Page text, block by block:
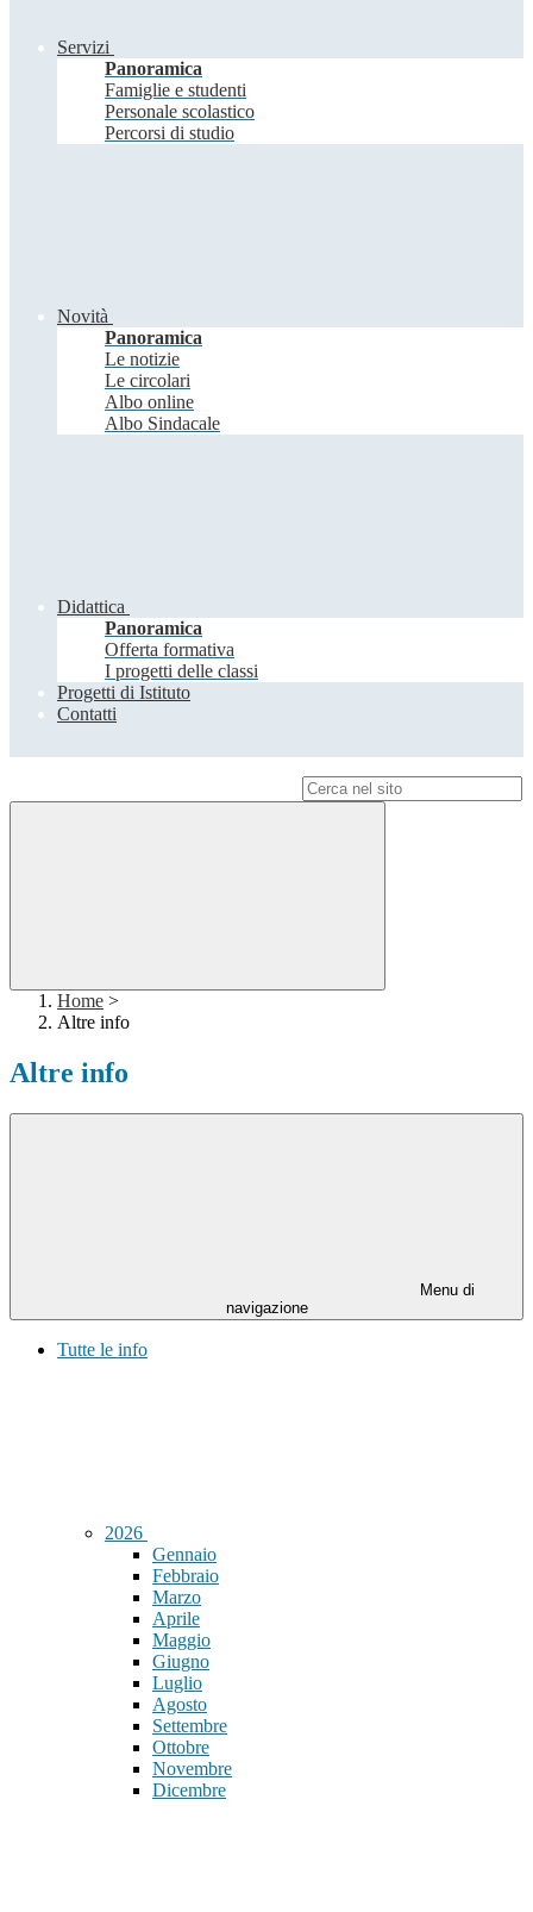
Servizi
Panoramica
Famiglie e studenti
Personale scolastico
Percorsi di studio
Novità
Panoramica
Le notizie
Le circolari
Albo online
Albo Sindacale
Didattica
Panoramica
Offerta formativa
I progetti delle classi
Progetti di Istituto
Contatti
Home >
Altre info
Altre info
Menu di
navigazione
Tutte le info
2026
Gennaio
Febbraio
Marzo
Aprile
Maggio
Giugno
Luglio
Agosto
Settembre
Ottobre
Novembre
Dicembre